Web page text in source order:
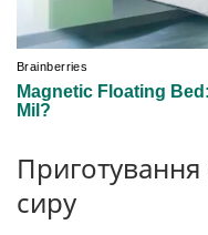
Приготування
сиру